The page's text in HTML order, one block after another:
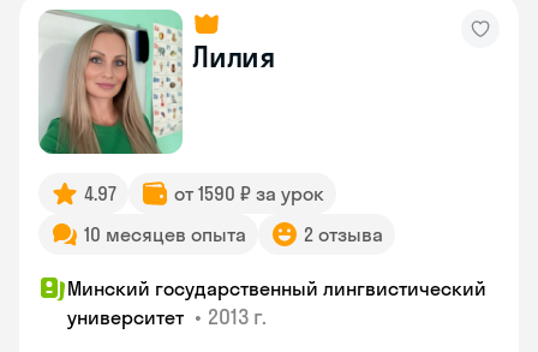
Лилия
4.97
от 1590 ₽ за урок
10 месяцев опыта
2 отзыва
Минский государственный лингвистический
университет • 2013 г.